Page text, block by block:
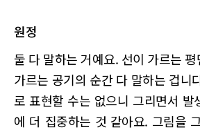
원정
둘 다 말하는 거예요. 선이 가르는
가르는 공기의 순간 다 말하는 겁니
로 표현할 수는 없으니 그리면서 발
에 더 집중하는 것 같아요. 그림을